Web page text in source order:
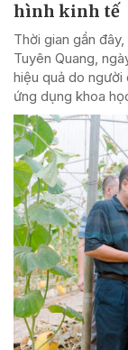
hình kinh tế
Thời gian gần
Tuyên Quang,
hiệu quả do
ứng dụng khoa